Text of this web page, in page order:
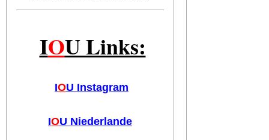
IOU Links:
IOU Instagram
IOU Niederlande